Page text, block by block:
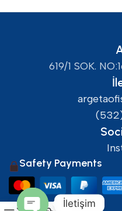
619/1 SOK.
(532)
Safety Payments
İletişim